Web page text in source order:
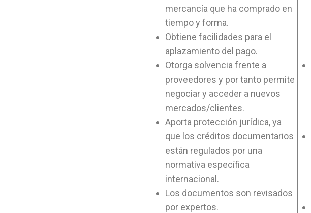
mercancía que ha comprado en
tiempo y forma.
Obtiene facilidades para el
aplazamiento del pago.
Otorga solvencia frente a
proveedores y por tanto permite
negociar y acceder a nuevos
mercados/clientes.
Aporta protección jurídica, ya
que los créditos documentarios
están regulados por una
normativa específica
internacional.
Los documentos son revisados
por expertos.